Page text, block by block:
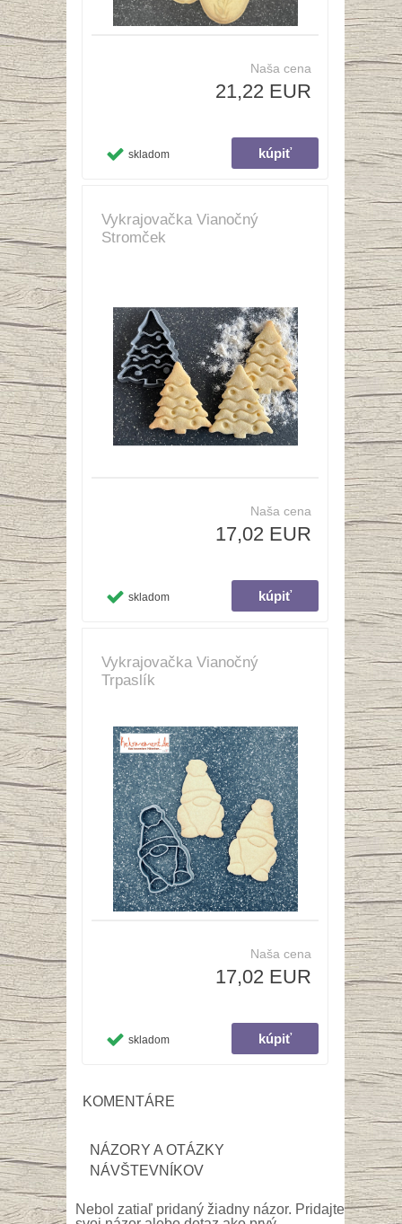
Naša cena
21,22 EUR
skladom
Vykrajovačka Vianočný
Stromček
Naša cena
17,02 EUR
skladom
Vykrajovačka Vianočný
Trpaslík
Naša cena
17,02 EUR
skladom
KOMENTÁRE
NÁZORY A OTÁZKY
NÁVŠTEVNÍKOV
Nebol zatiaľ pridaný žiadny názor. Pridajte